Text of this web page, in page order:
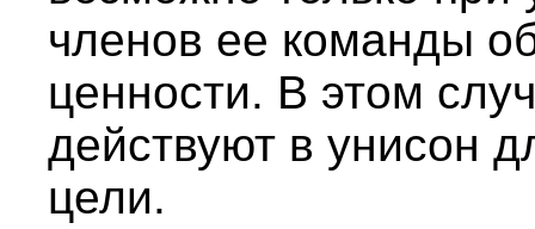
членов ее команды
ценности. В этом
действуют в унисон
цели.